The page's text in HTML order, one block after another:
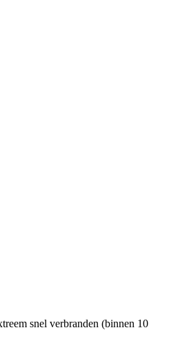
snel verbranden (binnen 10